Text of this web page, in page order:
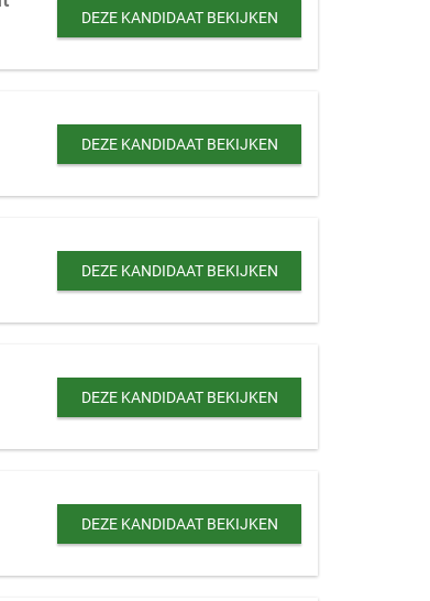
DEZE KANDIDAAT BEKIJKEN
DEZE KANDIDAAT BEKIJKEN
DEZE KANDIDAAT BEKIJKEN
DEZE KANDIDAAT BEKIJKEN
DEZE KANDIDAAT BEKIJKEN